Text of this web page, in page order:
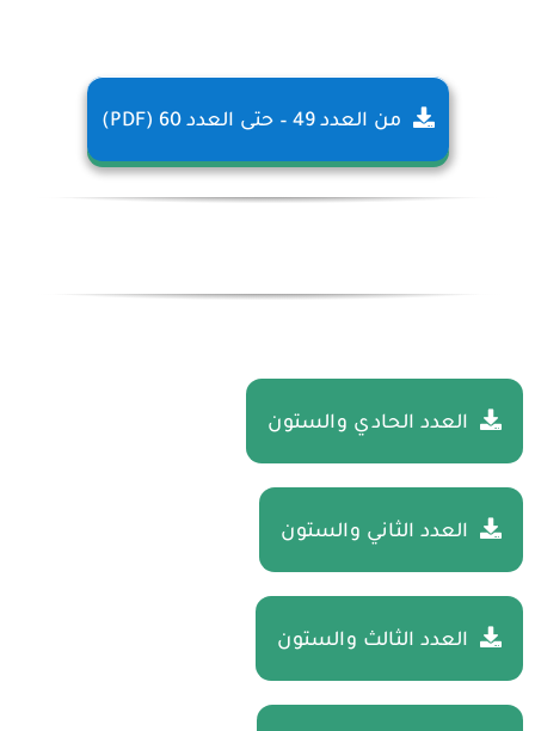
من العدد 49 – حتى العدد 60 (PDF)
العدد الحادي والستون
العدد الثاني والستون
العدد الثالث والستون